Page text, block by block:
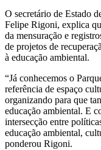
O secretário de Estado
Felipe Rigoni, explica
da mensuração e
de projetos de
à educação ambiental.
“Já conhecemos o
referência de espaço
organizando para que
educação ambiental. E
intersecção entre
educação ambiental,
ponderou Rigoni.